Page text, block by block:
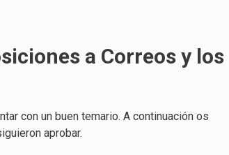
a Correos y los
con un buen temario. A continuación os
aprobar.